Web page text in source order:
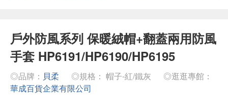
戶外防風系列 保暖絨帽+翻蓋兩用防風
手套 HP6191/HP6190/HP6195
◎品牌： 貝柔 ◎規格： 帽子-紅/鐵灰
◎逛逛專館：
華成百貨企業有限公司